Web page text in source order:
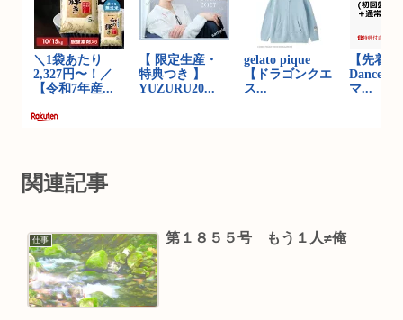
関連記事
仕事 第１８５５号 もう１人≠俺